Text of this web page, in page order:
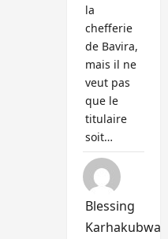
la
chefferie
de Bavira,
mais il ne
veut pas
que le
titulaire
soit…
Blessing
Karhakubwa